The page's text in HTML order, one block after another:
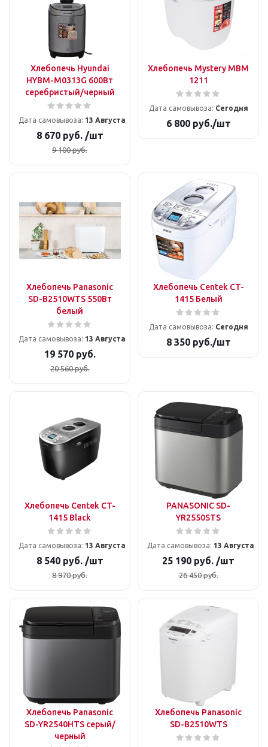
Хлебопечь Hyundai
HYBM-M0313G 600Вт
серебристый/черный
Дата самовывоза: 13 Августа
8 670руб. /шт
9 100руб.
Хлебопечь Mystery MBM
1211
Дата самовывоза: Сегодня
6 800руб./шт
Хлебопечь Panasonic
SD-B2510WTS 550Вт
белый
Дата самовывоза: 13 Августа
19 570руб.
20 560руб.
Хлебопечь Centek CT-
1415 Белый
Дата самовывоза: Сегодня
8 350руб./шт
Хлебопечь Centek CT-
1415 Black
Дата самовывоза: 13 Августа
8 540руб. /шт
8 970руб.
PANASONIC SD-
YR2550STS
Дата самовывоза: 13 Августа
25 190 руб. /шт
26 450руб.
Хлебопечь Panasonic
SD-YR2540HTS серый/
черный
Хлебопечь Panasonic
SD-B2510WTS